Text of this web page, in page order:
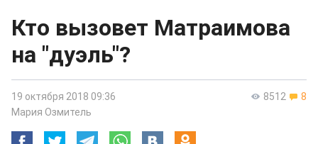
Кто вызовет Матраимова
на "дуэль"?
8512 8
19 октября 2018 09:36
Мария Озмитель